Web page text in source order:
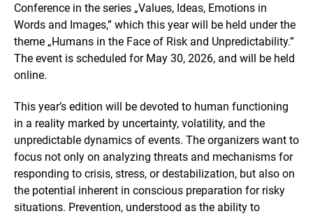
Conference in the series „Values, Ideas, Emotions in
Words and Images,” which this year will be held under the
theme „Humans in the Face of Risk and Unpredictability.”
The event is scheduled for May 30, 2026, and will be held
online.
This year’s edition will be devoted to human functioning
in a reality marked by uncertainty, volatility, and the
unpredictable dynamics of events. The organizers want to
focus not only on analyzing threats and mechanisms for
responding to crisis, stress, or destabilization, but also on
the potential inherent in conscious preparation for risky
situations. Prevention, understood as the ability to